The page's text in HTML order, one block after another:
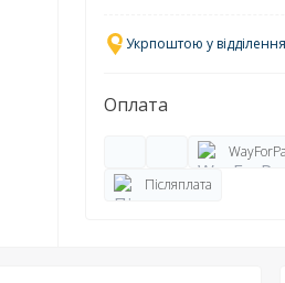
Укрпоштою у
Оплата
Післяплата